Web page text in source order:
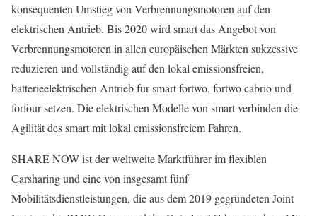
konsequenten Umstieg von Verbrennungsmotoren auf den
elektrischen Antrieb. Bis 2020 wird smart das Angebot von
Verbrennungsmotoren in allen europäischen Märkten sukzessive
reduzieren und vollständig auf den lokal emissionsfreien,
batterieelektrischen Antrieb für smart fortwo, fortwo cabrio und
forfour setzen. Die elektrischen Modelle von smart verbinden die
Agilität des smart mit lokal emissionsfreiem Fahren.
SHARE NOW ist der weltweite Marktführer im flexiblen
Carsharing und eine von insgesamt fünf
Mobilitätsdienstleistungen, die aus dem 2019 gegründeten Joint